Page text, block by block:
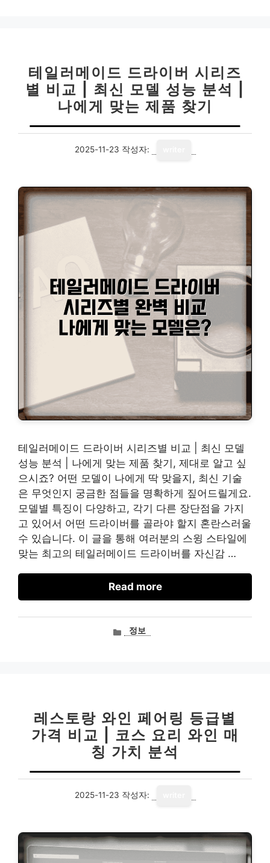
테일러메이드 드라이버 시리즈
별 비교 | 최신 모델 성능 분석 |
나에게 맞는 제품 찾기
2025-11-23 작성자:
테일러메이드 드라이버 시리즈별 비교 | 최신 모델
성능 분석 | 나에게 맞는 제품 찾기, 제대로 알고 싶
으시죠? 어떤 모델이 나에게 딱 맞을지, 최신 기술
은 무엇인지 궁금한 점들을 명확하게 짚어드릴게요.
모델별 특징이 다양하고, 각기 다른 장단점을 가지
고 있어서 어떤 드라이버를 골라야 할지 혼란스러울
수 있습니다. 이 글을 통해 여러분의 스윙 스타일에
맞는 최고의 테일러메이드 드라이버를 자신감 …
Read more
카정보
레스토랑 와인 페어링 등급별
가격 비교 | 코스 요리 와인 매
칭 가치 분석
2025-11-23 작성자: